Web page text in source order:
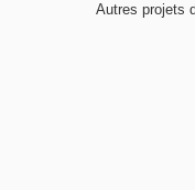
Autres projets